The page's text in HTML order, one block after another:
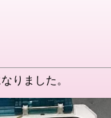
りました。